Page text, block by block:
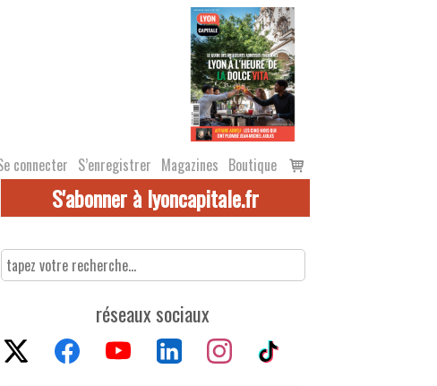
connecter S’enregistrer Magazines Boutique
Voir
le
S'abonner à lyoncapitale.fr
réseaux sociaux